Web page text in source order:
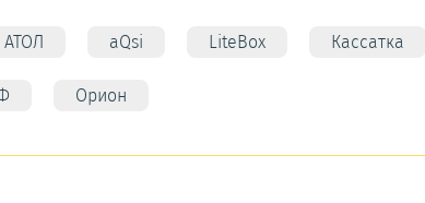
АТОЛ aQsi LiteBox Кассатка
Орион